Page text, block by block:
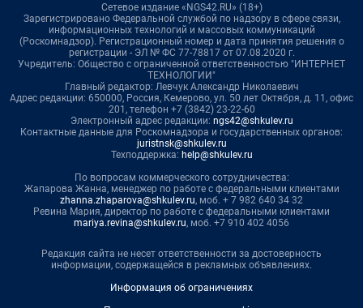
Сетевое издание «NGS42.RU» (18+)
Зарегистрировано Федеральной службой по надзору в сфере связи,
информационных технологий и массовых коммуникаций
(Роскомнадзор). Регистрационный номер и дата принятия решения о
регистрации - ЭЛ № ФС 77-78817 от 07.08.2020 г.
Учредитель: Общество с ограниченной ответственностью "ИНТЕРНЕТ
ТЕХНОЛОГИИ"
Главный редактор: Левчук Александр Николаевич
Адрес редакции: 650000, Россия, Кемерово, ул. 50 лет Октября, д. 11, офис
201, телефон +7 (3842) 23-22-60
Электронный адрес редакции: ngs42@shkulev.ru
Контактные данные для Роскомнадзора и государственных органов:
juristnsk@shkulev.ru
Техподдержка: help@shkulev.ru
По вопросам коммерческого сотрудничества:
Жапарова Жанна, менеджер по работе с федеральными клиентами
zhanna.zhaparova@shkulev.ru, моб. + 7 982 640 34 32
Ревина Мария, директор по работе с федеральными клиентами
mariya.revina@shkulev.ru, моб. +7 910 402 4056
Редакция сайта не несет ответственности за достоверность
информации, содержащейся в рекламных объявлениях.
Информация об ограничениях